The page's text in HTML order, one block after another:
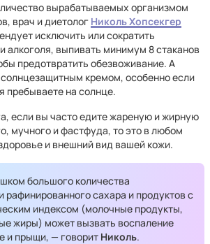
вырабатываемых организмом
врач и диетолог Николь Хопсекгер
исключить или сократить
алкоголя, выпивать минимум 8 стаканов
предотвратить обезвоживание. А
кремом, особенно если
пребываете на солнце.
если вы часто едите жареную и жирную
мучного и фастфуда, то это в любом
и внешний вид вашей кожи.
большого количества
рафинированного сахара и продуктов с
индексом (молочные продукты,
жиры) может вызвать воспаление
и прыщи, — говорит Николь.